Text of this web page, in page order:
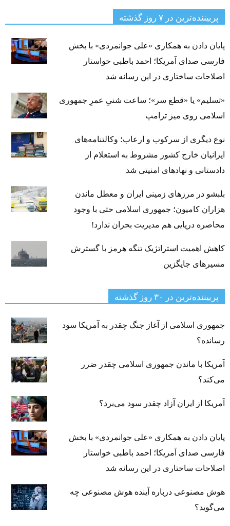
پربیننده‌ترین‌ در ۷ روز گذشته
پایان دادن به همکاری «علی جوانمردی» با بخش
فارسی صدای آمریکا؛ احمد باطبی خواستار
اصلاحات ساختاری در این رسانه شد
«تسلیم» یا «قطع سر»؛ ساعت شنیِ عمرِ جمهوری
اسلامی روی میز ترامپ
نوع دیگری از سرکوب و ارعاب؛ وکالتنامه‌های
ایرانیان خارج کشور مشروط به استعلام از
دادستانی و نهادهای امنیتی شد
بلبشو در مرزهای زمینی ایران و معطل ماندن
هزاران کامیون؛ جمهوری اسلامی حتی با وجود
محاصره دریایی هم مدیریت بحران ندارد!
کاهش اهمیت استراتژیک تنگه‌ هرمز با گسترش
مسیرهای جایگزین
پربیننده‌ترین‌ در ۳۰ روز گذشته
جمهوری اسلامی از آغاز جنگ چقدر به آمریکا سود
رسانده؟
آمریکا با ماندن جمهوری اسلامی چقدر ضرر
می‌کند؟
آمریکا از ایران آزاد چقدر سود می‌برد؟
پایان دادن به همکاری «علی جوانمردی» با بخش
فارسی صدای آمریکا؛ احمد باطبی خواستار
اصلاحات ساختاری در این رسانه شد
هوش مصنوعی درباره آینده هوش مصنوعی چه
می‌گوید؟